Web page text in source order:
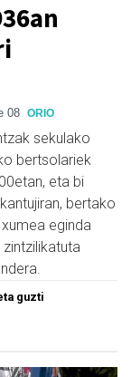
08 ORIO
sekulako
bertsolariek
eta bi
bertako
eginda
guzti